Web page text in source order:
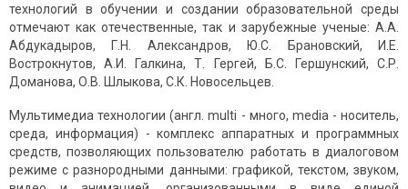
технологий в обучении и создании образовательной среды
отмечают как отечественные, так и зарубежные ученые: А.А.
Абдукадыров, Г.Н. Александров, Ю.С. Брановский, И.Е.
Вострокнутов, А.И. Галкина, Т. Гергей, Б.С. Гершунский, С.Р.
Доманова, О.В. Шлыкова, С.К. Новосельцев.
Мультимедиа технологии (англ. multi - много, media - носитель,
среда, информация) - комплекс аппаратных и программных
средств, позволяющих пользователю работать в диалоговом
режиме с разнородными данными: графикой, текстом, звуком,